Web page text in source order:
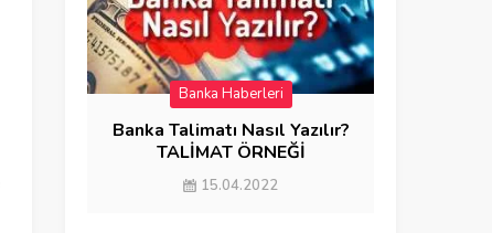
Banka Haberleri
Banka Talimatı Nasıl Yazılır?
TALİMAT ÖRNEĞİ
15.04.2022